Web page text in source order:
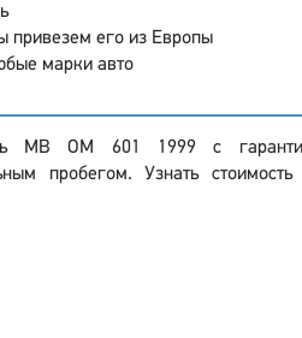
привезем его из Европы
марки авто
MB OM 601 1999 с
пробегом. Узнать